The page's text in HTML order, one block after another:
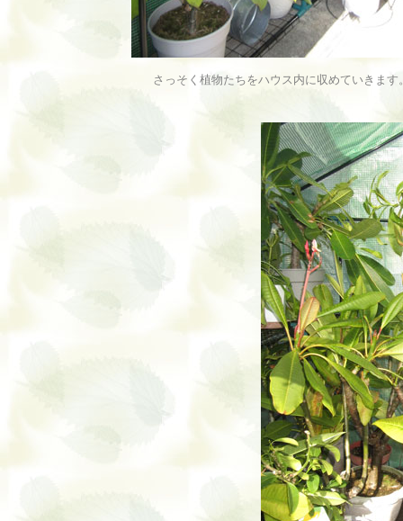
さっそく植物たちをハウス内に収めていきます